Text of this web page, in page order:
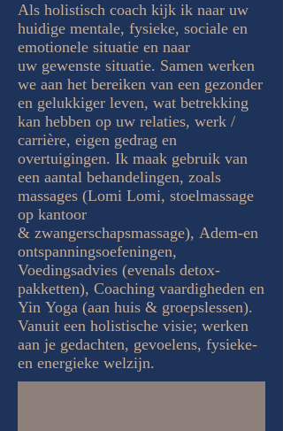
Als holistisch coach kijk ik naar uw
huidige mentale, fysieke, sociale en
emotionele situatie en naar
uw gewenste situatie. Samen werken
we aan het bereiken van een gezonder
en gelukkiger leven, wat betrekking
kan hebben op uw relaties, werk /
carrière, eigen gedrag en
overtuigingen. Ik maak gebruik van
een aantal behandelingen, zoals
massages (Lomi Lomi, stoelmassage
op kantoor
& zwangerschapsmassage), Adem-en
ontspanningsoefeningen,
Voedingsadvies (evenals detox-
pakketten), Coaching vaardigheden en
Yin Yoga (aan huis & groepslessen).
Vanuit een holistische visie; werken
aan je gedachten, gevoelens, fysieke-
en energieke welzijn.